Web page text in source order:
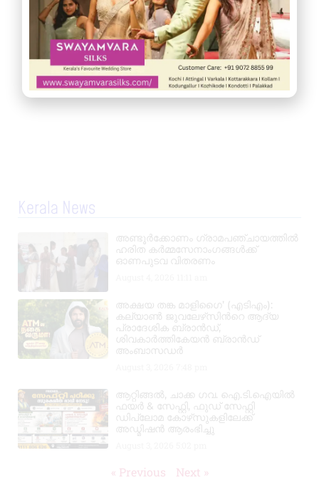
Kerala News
അണ്ടൂർക്കോണം ഗ്രാമപഞ്ചായത്തിൽ
ഹരിത കർമ്മസേനാംഗങ്ങൾക്ക്
ഓണപുടവ വിതരണം
അക്ഷയ തങ്ക മാളിഗൈ’ (എടിഎം):
കല്യാണ്‍ ജുവലേഴ്‌സിന്‍റെ ആദ്യ
പ്രാദേശിക ബ്രാന്‍ഡ്,
ശിവകാര്‍ത്തികേയന്‍ ബ്രാന്‍ഡ്
അംബാസഡര്‍
ആറ്റിങ്ങൽ, ചാക്ക ഗവ. ഐ.ടി.ഐയിൽ
ഫയർ & സേഫ്റ്റി, ഫുഡ് സേഫ്റ്റി
ഡിപ്ലോമ കോഴ്‌സുകളിലേക്ക്
അഡ്മിഷൻ ആരംഭിച്ചു
« Previous Next »